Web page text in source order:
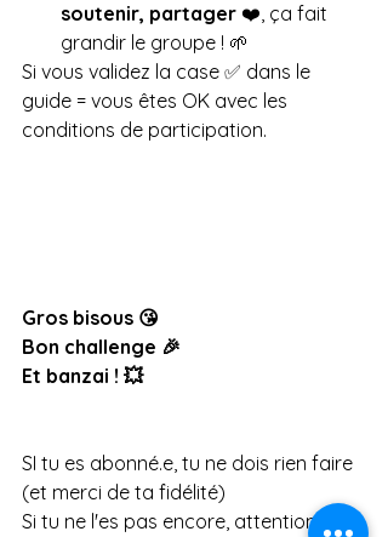
soutenir, partager ❤️, ça fait
grandir le groupe ! 🌱
Si vous validez la case ✅ dans le
guide = vous êtes OK avec les
conditions de participation.
Gros bisous 😘
Bon challenge 🎉
Et banzai ! 💥
SI tu es abonné.e, tu ne dois rien faire
(et merci de ta fidélité)
Si tu ne l'es pas encore, attention,